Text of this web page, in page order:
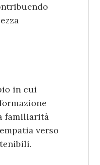
in cui
familiarità
verso